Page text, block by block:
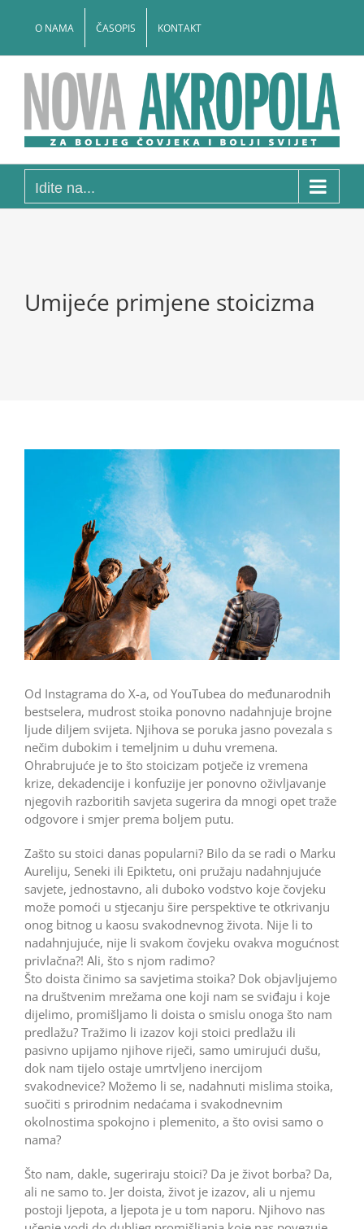
O NAMA ČASOPIS KONTAKT
Idite na...
Umijeće primjene stoicizma
Od Instagrama do X-a, od YouTubea do međunarodnih
bestselera, mudrost stoika ponovno nadahnjuje brojne
ljude diljem svijeta. Njihova se poruka jasno povezala s
nečim dubokim i temeljnim u duhu vremena.
Ohrabrujuće je to što stoicizam potječe iz vremena
krize, dekadencije i konfuzije jer ponovno oživljavanje
njegovih razboritih savjeta sugerira da mnogi opet traže
odgovore i smjer prema boljem putu.
Zašto su stoici danas popularni? Bilo da se radi o Marku
Aureliju, Seneki ili Epiktetu, oni pružaju nadahnjujuće
savjete, jednostavno, ali duboko vodstvo koje čovjeku
može pomoći u stjecanju šire perspektive te otkrivanju
onog bitnog u kaosu svakodnevnog života. Nije li to
nadahnjujuće, nije li svakom čovjeku ovakva mogućnost
privlačna?! Ali, što s njom radimo?
Što doista činimo sa savjetima stoika? Dok objavljujemo
na društvenim mrežama one koji nam se sviđaju i koje
dijelimo, promišljamo li doista o smislu onoga što nam
predlažu? Tražimo li izazov koji stoici predlažu ili
pasivno upijamo njihove riječi, samo umirujući dušu,
dok nam tijelo ostaje umrtvljeno inercijom
svakodnevice? Možemo li se, nadahnuti mislima stoika,
suočiti s prirodnim nedaćama i svakodnevnim
okolnostima spokojno i plemenito, a što ovisi samo o
nama?
Što nam, dakle, sugeriraju stoici? Da je život borba? Da,
ali ne samo to. Jer doista, život je izazov, ali u njemu
postoji ljepota, a ljepota je u tom naporu. Njihovo nas